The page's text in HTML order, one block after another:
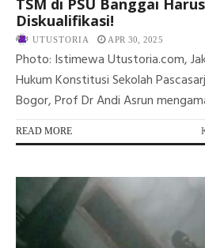
TSM di PSU Banggai
Diskualifikasi!
UTUSTORIA APR 30, 2025
Photo: Istimewa Utustoria.com,
Hukum Konstitusi Sekolah
Bogor, Prof Dr Andi Asrun
READ MORE